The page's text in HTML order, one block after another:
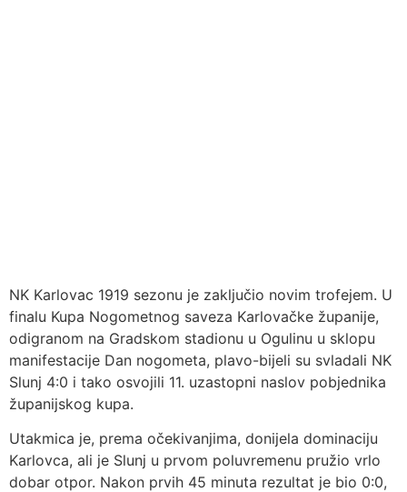
NK Karlovac 1919 sezonu je zaključio novim trofejem. U
finalu Kupa Nogometnog saveza Karlovačke županije,
odigranom na Gradskom stadionu u Ogulinu u sklopu
manifestacije Dan nogometa, plavo-bijeli su svladali NK
Slunj 4:0 i tako osvojili 11. uzastopni naslov pobjednika
županijskog kupa.
Utakmica je, prema očekivanjima, donijela dominaciju
Karlovca, ali je Slunj u prvom poluvremenu pružio vrlo
dobar otpor. Nakon prvih 45 minuta rezultat je bio 0:0,